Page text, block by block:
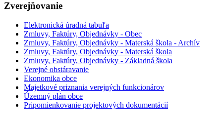
Zverejňovanie
Elektronická úradná tabuľa
Zmluvy, Faktúry, Objednávky - Obec
Zmluvy, Faktúry, Objednávky - Materská škola - Archív
Zmluvy, Faktúry, Objednávky - Materská škola
Zmluvy, Faktúry, Objednávky - Základná škola
Verejné obstáravanie
Ekonomika obce
Majetkové priznania verejných funkcionárov
Územný plán obce
Pripomienkovanie projektových dokumentácií